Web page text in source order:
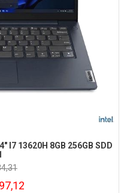
I7 13620H 8GB 256GB SDD